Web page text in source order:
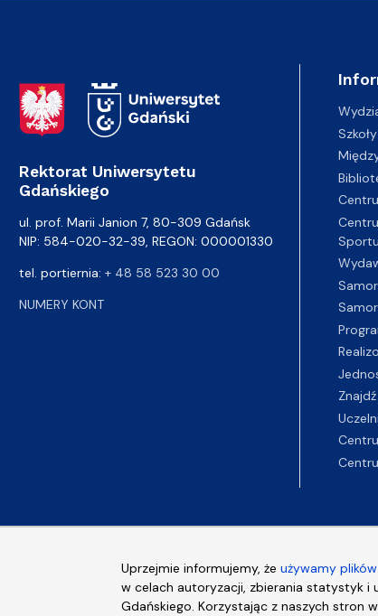
Uprzejmie informujemy, żeużywamy
w celach autoryzacji, zbierania statystyk i
Gdańskiego. Korzystając z naszych stron
Adres Rektoratu
Rektorat Uniwersytetu
Gdańskiego
ul. prof. Marii Janion 7, 80-309 Gdańsk
NIP: 584-020-32-39, REGON: 000001330
tel. portiernia: + 48 58 523 30 00
NUMERY KONT
Sportu